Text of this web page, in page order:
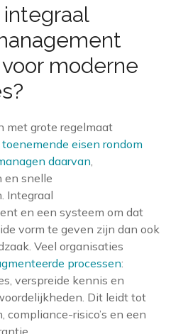
moderne
met grote regelmaat
toenemende eisen rondom
daarvan
en snelle
Integraal
en een systeem om dat
vorm te geven zijn dan ook
Veel organisaties
processen:
verspreide kennis en
Dit leidt tot
compliance-risico’s en een